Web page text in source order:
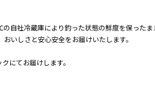
自社冷蔵庫により釣った状態の鮮度を保ったま
いしさと安心安全をお届けいたします。
にてお届けします。